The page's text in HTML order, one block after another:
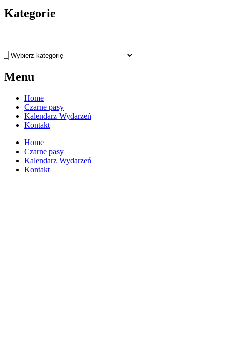
Kategorie
Menu
Home
Czarne pasy
Kalendarz Wydarzeń
Kontakt
Home
Czarne pasy
Kalendarz Wydarzeń
Kontakt